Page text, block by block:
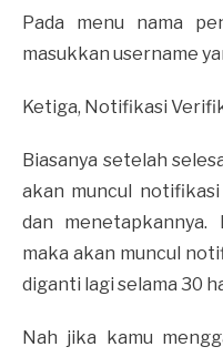
Pada menu nama
masukkan username
Ketiga, Notifikasi
Biasanya setelah
akan muncul
dan
maka akan muncul
diganti lagi selama 30
Nah jika kamu